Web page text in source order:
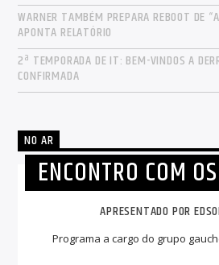
WARNER TAMBÉM PREPARA REBOOT DE
APONTA RELATÓRIO
2ª TEMPORADA DE IT: BEM-VINDOS A
CONFIRMADA
NO AR
ENCONTRO COM
APRESENTADO POR
Programa a cargo do grupo